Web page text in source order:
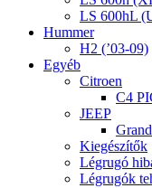
LS 600hL
Hummer
H2 (’03-09)
Egyéb
Citroen
C4
JEEP
Kiegészítők
Légrugó
Légrugók